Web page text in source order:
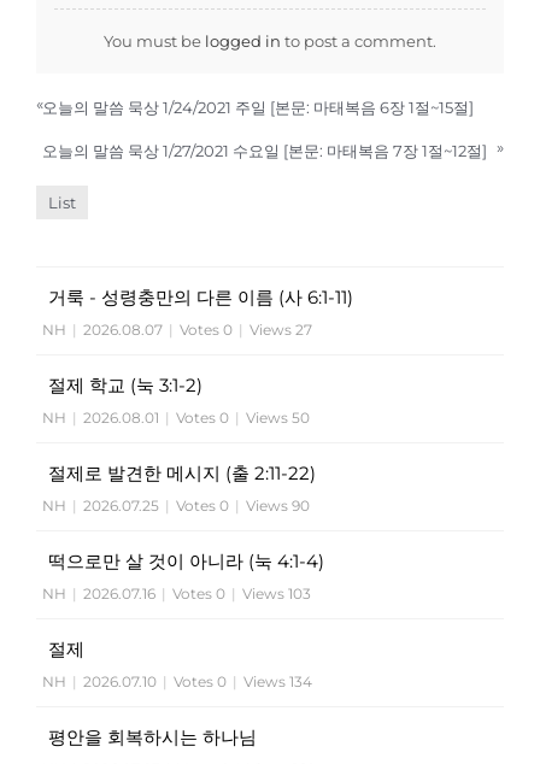
You must be logged in to post a comment.
«오늘의 말씀 묵상 1/24/2021 주일 [본문: 마태복음 6장 1절~15절]
오늘의 말씀 묵상 1/27/2021 수요일 [본문: 마태복음 7장 1절~12절] »
List
거룩 - 성령충만의 다른 이름 (사 6:1-11)
NH | 2026.08.07 | Votes 0 | Views 27
절제 학교 (눅 3:1-2)
NH | 2026.08.01 | Votes 0 | Views 50
절제로 발견한 메시지 (출 2:11-22)
NH | 2026.07.25 | Votes 0 | Views 90
떡으로만 살 것이 아니라 (눅 4:1-4)
NH | 2026.07.16 | Votes 0 | Views 103
절제
NH | 2026.07.10 | Votes 0 | Views 134
평안을 회복하시는 하나님